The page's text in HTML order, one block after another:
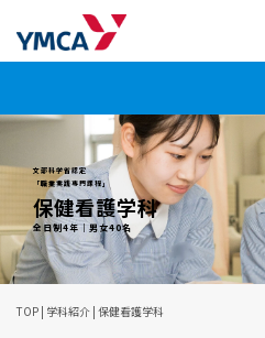
文部科学省認定
「職業実践専門課程」
保健看護学科
全日制4年｜男女40名
TOP | 学科紹介 | 保健看護学科